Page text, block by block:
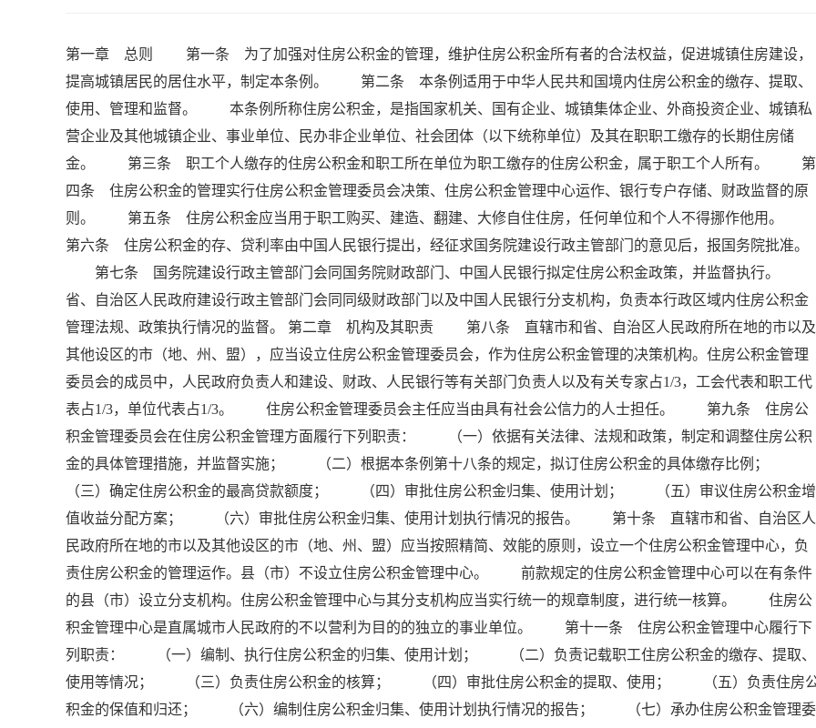
第一章 总则 第一条 为了加强对住房公积金的管理，维护住房公积金所有者的合法权益，促进城镇住房建设，
提高城镇居民的居住水平，制定本条例。 第二条 本条例适用于中华人民共和国境内住房公积金的缴存、提取、
使用、管理和监督。 本条例所称住房公积金，是指国家机关、国有企业、城镇集体企业、外商投资企业、城镇私
营企业及其他城镇企业、事业单位、民办非企业单位、社会团体（以下统称单位）及其在职职工缴存的长期住房储
金。 第三条 职工个人缴存的住房公积金和职工所在单位为职工缴存的住房公积金，属于职工个人所有。 第
四条 住房公积金的管理实行住房公积金管理委员会决策、住房公积金管理中心运作、银行专户存储、财政监督的原
则。 第五条 住房公积金应当用于职工购买、建造、翻建、大修自住住房，任何单位和个人不得挪作他用。
第六条 住房公积金的存、贷利率由中国人民银行提出，经征求国务院建设行政主管部门的意见后，报国务院批准。
第七条 国务院建设行政主管部门会同国务院财政部门、中国人民银行拟定住房公积金政策，并监督执行。
省、自治区人民政府建设行政主管部门会同同级财政部门以及中国人民银行分支机构，负责本行政区域内住房公积金
管理法规、政策执行情况的监督。 第二章 机构及其职责 第八条 直辖市和省、自治区人民政府所在地的市以及
其他设区的市（地、州、盟），应当设立住房公积金管理委员会，作为住房公积金管理的决策机构。住房公积金管理
委员会的成员中，人民政府负责人和建设、财政、人民银行等有关部门负责人以及有关专家占1/3，工会代表和职工代
表占1/3，单位代表占1/3。 住房公积金管理委员会主任应当由具有社会公信力的人士担任。 第九条 住房公
积金管理委员会在住房公积金管理方面履行下列职责： （一）依据有关法律、法规和政策，制定和调整住房公积
金的具体管理措施，并监督实施； （二）根据本条例第十八条的规定，拟订住房公积金的具体缴存比例；
（三）确定住房公积金的最高贷款额度； （四）审批住房公积金归集、使用计划； （五）审议住房公积金增
值收益分配方案； （六）审批住房公积金归集、使用计划执行情况的报告。 第十条 直辖市和省、自治区人
民政府所在地的市以及其他设区的市（地、州、盟）应当按照精简、效能的原则，设立一个住房公积金管理中心，负
责住房公积金的管理运作。县（市）不设立住房公积金管理中心。 前款规定的住房公积金管理中心可以在有条件
的县（市）设立分支机构。住房公积金管理中心与其分支机构应当实行统一的规章制度，进行统一核算。 住房公
积金管理中心是直属城市人民政府的不以营利为目的的独立的事业单位。 第十一条 住房公积金管理中心履行下
列职责： （一）编制、执行住房公积金的归集、使用计划； （二）负责记载职工住房公积金的缴存、提取、
使用等情况； （三）负责住房公积金的核算； （四）审批住房公积金的提取、使用； （五）负责住房
积金的保值和归还； （六）编制住房公积金归集、使用计划执行情况的报告； （七）承办住房公积金管理委